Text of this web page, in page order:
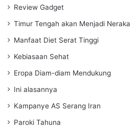
Review Gadget
Timur Tengah akan Menjadi Neraka
Manfaat Diet Serat Tinggi
Kebiasaan Sehat
Eropa Diam-diam Mendukung
Ini alasannya
Kampanye AS Serang Iran
Paroki Tahuna